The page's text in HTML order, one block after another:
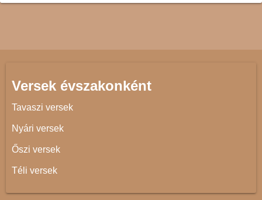
Versek évszakonként
Tavaszi versek
Nyári versek
Őszi versek
Téli versek